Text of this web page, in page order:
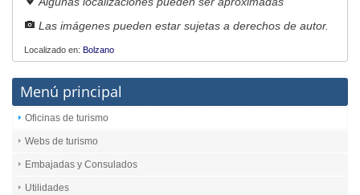
Las imágenes pueden estar sujetas a derechos de autor.
Localizado en: Bolzano
Menú principal
Oficinas de turismo
Webs de turismo
Embajadas y Consulados
Utilidades